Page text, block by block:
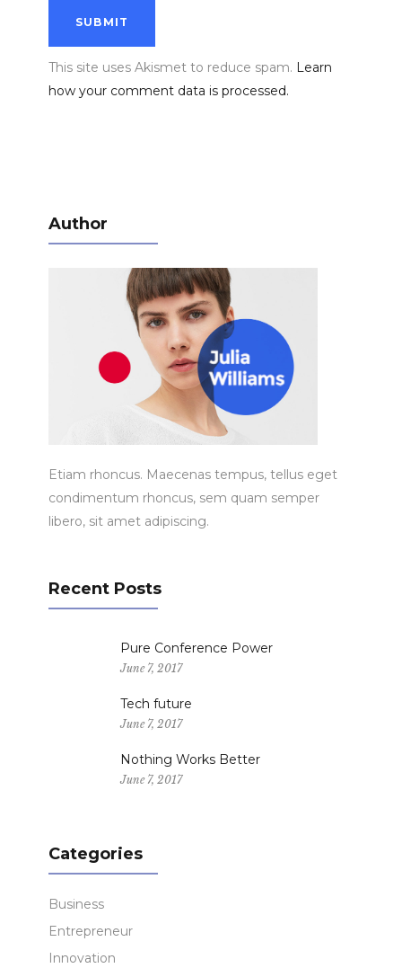
This site uses Akismet to reduce spam. Learn
how your comment data is processed.
Author
Etiam rhoncus. Maecenas tempus, tellus eget
condimentum rhoncus, sem quam semper
libero, sit amet adipiscing.
Recent Posts
Pure Conference Power
June 7, 2017
Tech future
June 7, 2017
Nothing Works Better
June 7, 2017
Categories
Business
Entrepreneur
Innovation